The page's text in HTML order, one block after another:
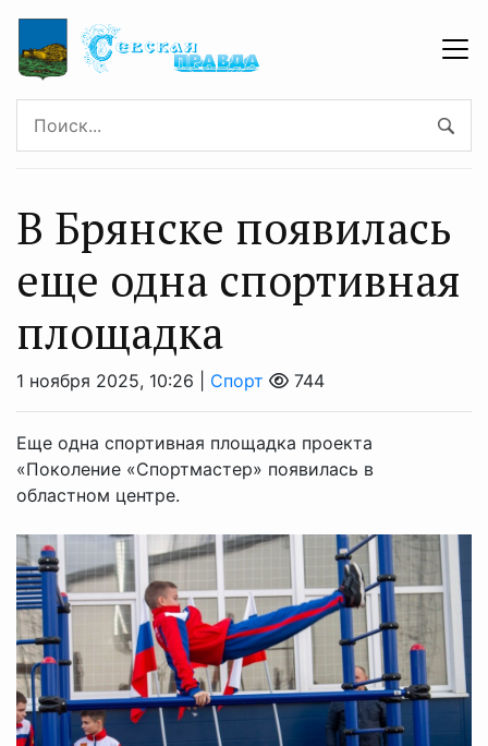
В Брянске появилась
еще одна спортивная
площадка
1 ноября 2025, 10:26 | Спорт 744
Еще одна спортивная площадка проекта
«Поколение «Спортмастер» появилась в
областном центре.